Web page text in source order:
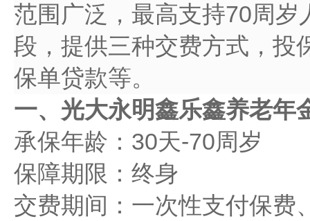
范围广泛，最高支持70周
段，提供三种交费方式，投
保单贷款等。
一、光大永明鑫乐鑫养老年
承保年龄：30天-70周岁
保障期限：终身
交费期间：一次性支付保费